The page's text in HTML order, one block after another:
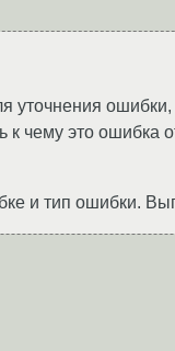
уточнения
к чему это
и тип ошибки.